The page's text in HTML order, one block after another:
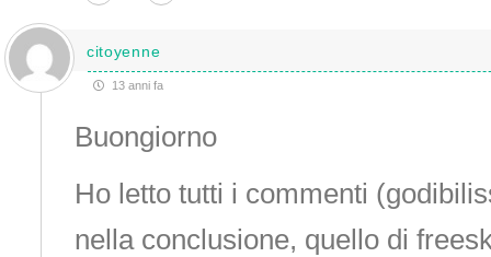
citoyenne
13 anni fa
Buongiorno
Ho letto tutti i commenti
nella conclusione, quello di